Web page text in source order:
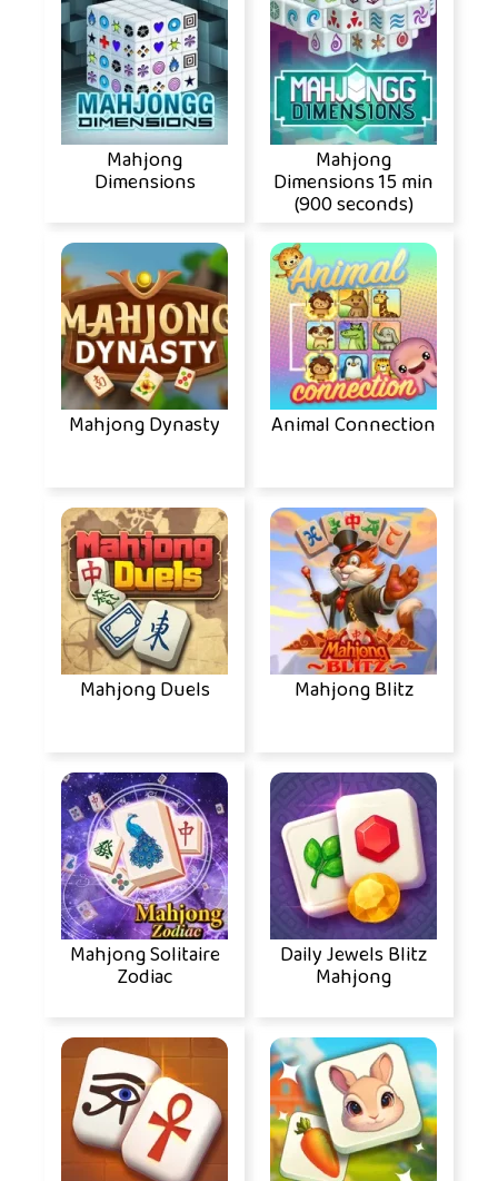
Mahjong Solitaire
Zodiac
Daily Jewels Blitz
Mahjong
Mahjong
Dimensions
Mahjong
Dimensions 15 min
(900 seconds)
Mahjong Dynasty Animal Connection
Mahjong Duels Mahjong Blitz